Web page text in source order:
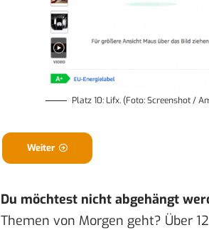
Platz 10: Lifx. (Foto: Screenshot /
Weiter
Du möchtest nicht abgehängt
Themen von Morgen geht? Über